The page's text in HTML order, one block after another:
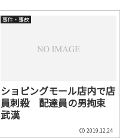
事件・事故
ショピングモール店内で店
員刺殺 配達員の男拘束
武漢
2019.12.24